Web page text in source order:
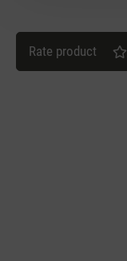
Rate product